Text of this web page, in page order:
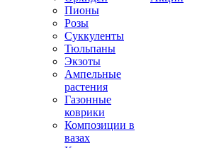
Пионы
Розы
Суккуленты
Тюльпаны
Экзоты
Ампельные
растения
Газонные
коврики
Композиции в
вазах